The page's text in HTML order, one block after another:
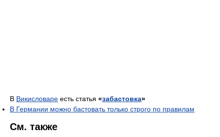
В Викисловаре есть статья «забастовка»
В Германии можно бастовать только строго по правилам
См. также